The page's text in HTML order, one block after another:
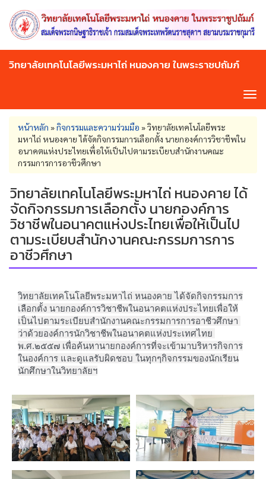
main
content
วิทยาลัยเทคโนโลยีพระมหาไถ่ หนองคาย ในพระราชปถัมภ์
You
are
here
หน้าหลัก »กิจกรรมและความร่วมมือ »วิทยาลัยเทคโนโลยีพระ
มหาไถ่ หนองคาย ได้จัดกิจกรรมการเลือกตั้ง นายกองค์การวิชาชีพใน
อนาคตแห่งประไทยเพื่อให้เป็นไปตามระเบียบสำนักงานคณะ
กรรมการการอาชีวศึกษา
วิทยาลัยเทคโนโลยีพระมหาไถ่ หนองคาย ได้
จัดกิจกรรมการเลือกตั้ง นายกองค์การ
วิชาชีพในอนาคตแห่งประไทยเพื่อให้เป็นไป
ตามระเบียบสำนักงานคณะกรรมการการ
อาชีวศึกษา
วิทยาลัยเทคโนโลยีพระมหาไถ่ หนองคาย ได้จัดกิจกรรมการ
เลือกตั้ง นายกองค์การวิชาชีพในอนาคตแห่งประไทยเพื่อให้
เป็นไปตามระเบียบสำนักงานคณะกรรมการการอาชีวศึกษา
ว่าด้วยองค์การนักวิชาชีพในอนาคตแห่งประเทศไทย
พ.ศ.๒๕๕๗ เพื่อค้นหานายกองค์การที่จะเข้ามาบริหารกิจการ
ในองค์การ และดูแลรับผิดชอบ ในทุกๆกิจกรรมของนักเรียน
นักศึกษาในวิทยาลัยฯ